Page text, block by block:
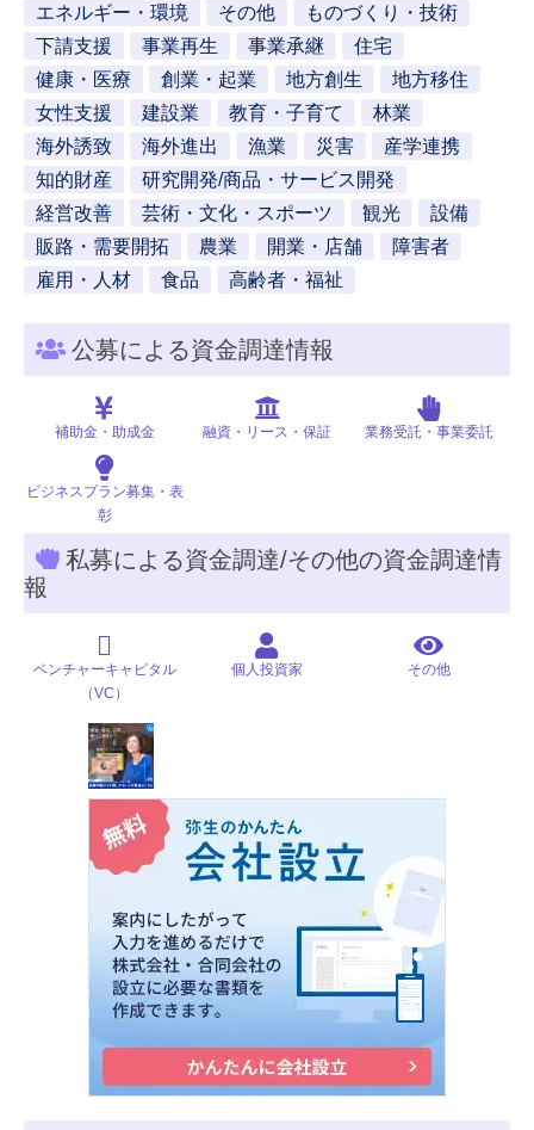
エネルギー・環境 その他
ものづくり・技術
下請支援
事業再生 事業承継
住宅
健康・医療
創業・起業 地方創生
地方移住
女性支援
建設業 教育・子育て
林業
海外誘致
海外進出 漁業 災害
産学連携
知的財産
研究開発/商品・サービス開発
経営改善
芸術・文化・スポーツ 観光
設備
販路・需要開拓
農業 開業・店舗
障害者
雇用・人材
食品 高齢者・福祉
公募による資金調達情報
補助金・助成金 融資・リース・保証 業務受託・事業委託
ビジネスプラン募集・表
彰
私募による資金調達/その他の資金調達情
報
ベンチャーキャピタル
（VC）
個人投資家 その他